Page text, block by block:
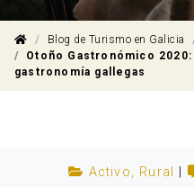
Blog de Turismo en Galicia
Otoño Gastronómico
gastronomía gallegas
Activo, Rural